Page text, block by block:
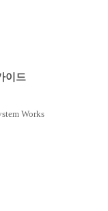
이드
Works